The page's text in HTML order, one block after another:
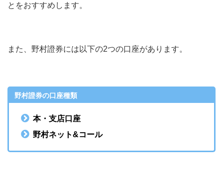
とをおすすめします。
また、野村證券には以下の2つの口座があります。
野村證券の口座種類
本・支店口座
野村ネット&コール